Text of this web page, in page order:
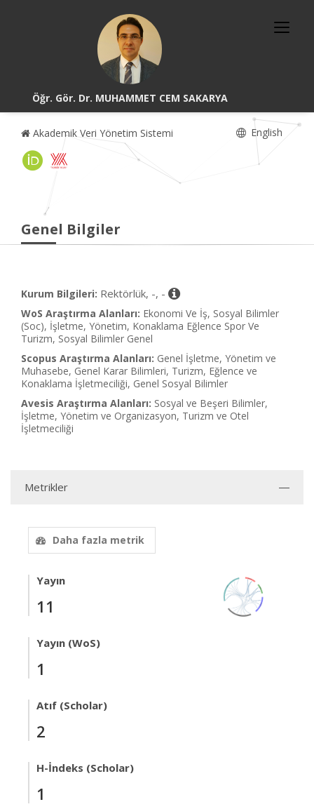
Öğr. Gör. Dr. MUHAMMET CEM SAKARYA
Akademik Veri Yönetim Sistemi English
Genel Bilgiler
Kurum Bilgileri: Rektörlük, -, -
WoS Araştırma Alanları: Ekonomi Ve İş, Sosyal Bilimler
(Soc), İşletme, Yönetim, Konaklama Eğlence Spor Ve
Turizm, Sosyal Bilimler Genel
Scopus Araştırma Alanları: Genel İşletme, Yönetim ve
Muhasebe, Genel Karar Bilimleri, Turizm, Eğlence ve
Konaklama İşletmeciliği, Genel Sosyal Bilimler
Avesis Araştırma Alanları: Sosyal ve Beşeri Bilimler,
İşletme, Yönetim ve Organizasyon, Turizm ve Otel
İşletmeciliği
Metrikler
Daha fazla metrik
Yayın
11
Yayın (WoS)
1
Atıf (Scholar)
2
H-İndeks (Scholar)
1